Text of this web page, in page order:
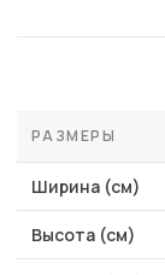
РАЗМЕРЫ
Ширина (см)
Высота (см)